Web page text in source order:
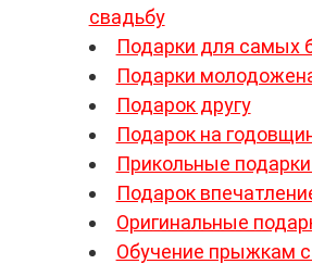
свадьбу
Подарки для самых
Подарки
Подарок другу
Подарок на
Прикольные
Подарок
Оригинальные
Обучение прыжкам